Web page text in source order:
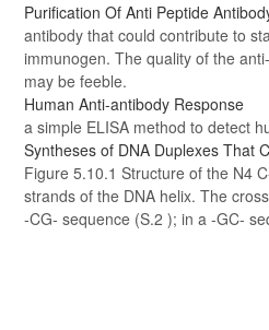
Purification Of Anti Peptide
antibody that could contribute to
immunogen. The quality of the anti
may be feeble.
Human Anti-antibody Response
a simple ELISA method to detect
Syntheses of DNA Duplexes That
Figure 5.10.1 Structure of the N4
strands of the DNA helix. The
‐CG‐ sequence (S.2 ); in a ‐GC‐